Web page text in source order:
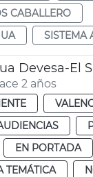
CABALLERO
SISTEMA
Devesa-El
2 años
EN PORTADA
TEMÁTICA